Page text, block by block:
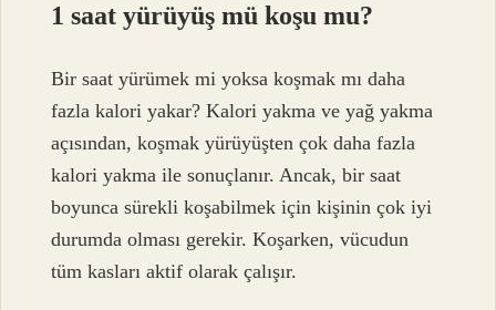
1 saat yürüyüş mü koşu mu?
Bir saat yürümek mi yoksa koşmak mı daha
fazla kalori yakar? Kalori yakma ve yağ yakma
açısından, koşmak yürüyüşten çok daha fazla
kalori yakma ile sonuçlanır. Ancak, bir saat
boyunca sürekli koşabilmek için kişinin çok iyi
durumda olması gerekir. Koşarken, vücudun
tüm kasları aktif olarak çalışır.